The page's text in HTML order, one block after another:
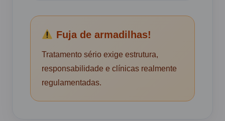
Fuja de armadilhas!
Tratamento sério exige estrutura,
responsabilidade e clínicas realmente
regulamentadas.